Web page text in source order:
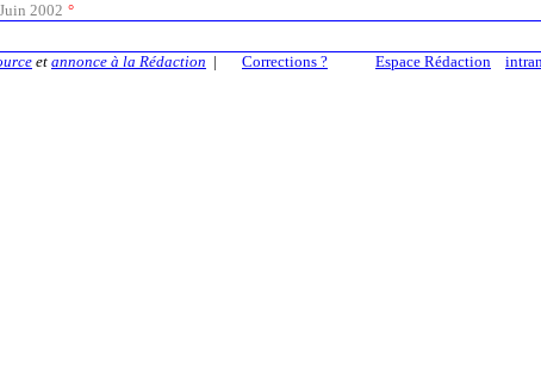
Juin 2002 °
Espace Rédaction
et annonce à la Rédaction | Corrections ?